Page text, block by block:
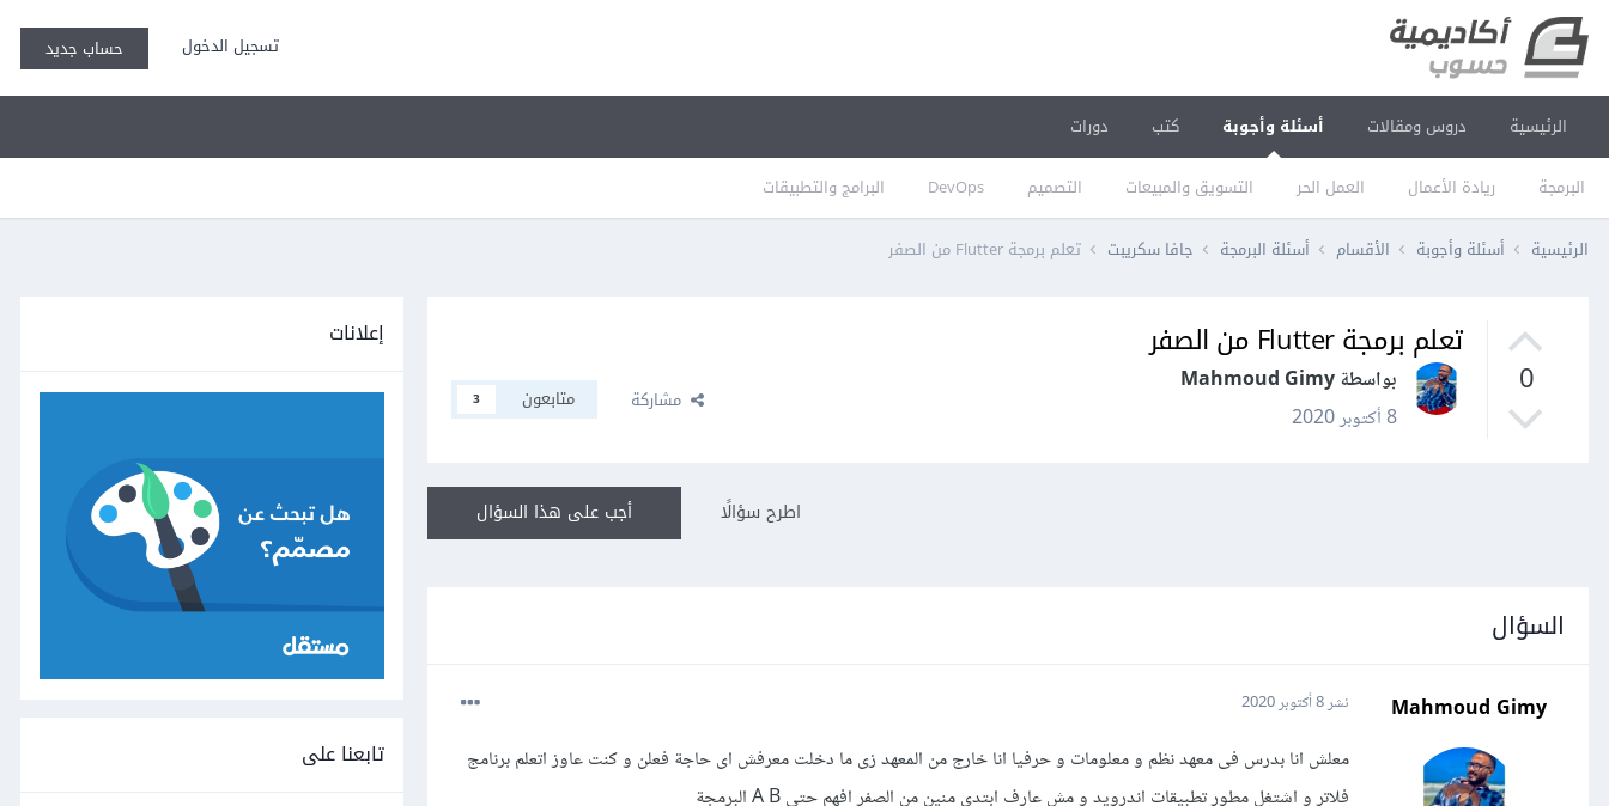
تسجيل الدخول حساب جديد
الرئيسية دروس ومقالات أسئلة وأجوبة
البرمجة ريادة الأعمال العمل الحر التسويق والمبيعات التصميم DevOps البرامج والتطبيقات
كتب دورات
الرئيسية أسئلة وأجوبة الأقسام أسئلة البرمجة جافا سكريبت تعلم برمجة Flutter من الصفر
0
تعلم برمجة Flutter من الصفر
بواسطة Mahmoud Gimy
8 أكتوبر 2020
مشاركة متابعون 3
أجب على هذا السؤال اطرح سؤالًا
السؤال
Mahmoud Gimy نشر8 أكتوبر 2020
معلش انا بدرس فى معهد نظم و معلومات و حرفيا انا خارج من المعهد زى ما دخلت معرفش اى حاجة فعلن و كنت عاوز اتعلم برنامج
فلاتر و اشتغل مطور تطبيقات اندرويد و مش عارف ابتدى منين من الصفر افهم حتى A B البرمجة
إعلانات
تابعنا على